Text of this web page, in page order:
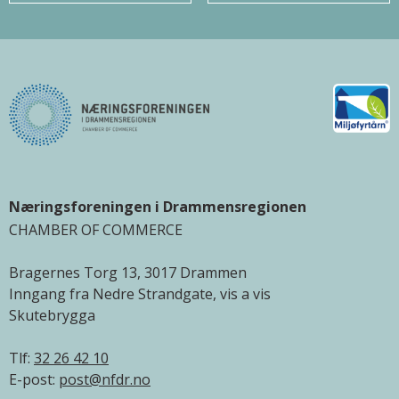
Næringsforeningen i Drammensregionen
CHAMBER OF COMMERCE
Bragernes Torg 13, 3017 Drammen
Inngang fra Nedre Strandgate, vis a vis
Skutebrygga
Tlf: 32 26 42 10
E-post: post@nfdr.no